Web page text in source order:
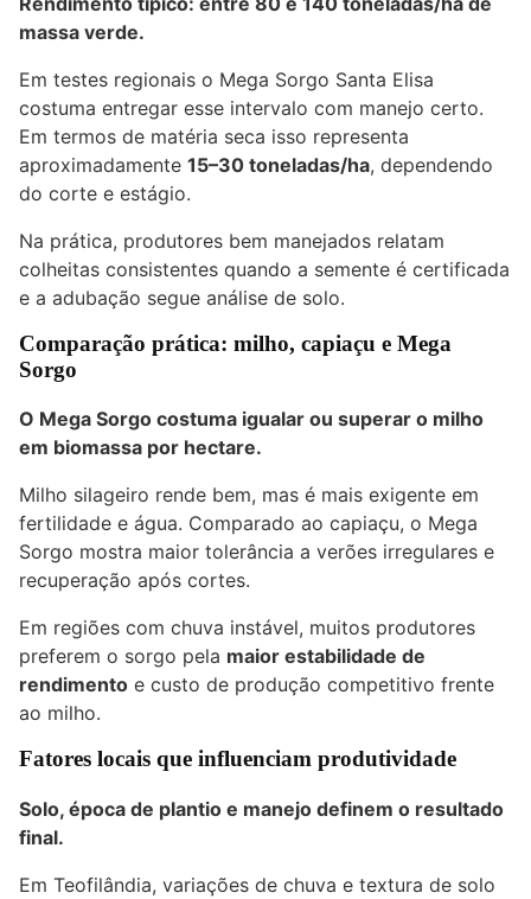
massa verde.
Em testes regionais o Mega Sorgo Santa Elisa
costuma entregar esse intervalo com manejo certo.
Em termos de matéria seca isso representa
aproximadamente 15–30 toneladas/ha, dependendo
do corte e estágio.
Na prática, produtores bem manejados relatam
colheitas consistentes quando a semente é certificada
e a adubação segue análise de solo.
Comparação prática: milho, capiaçu e Mega
Sorgo
O Mega Sorgo costuma igualar ou superar o milho
em biomassa por hectare.
Milho silageiro rende bem, mas é mais exigente em
fertilidade e água. Comparado ao capiaçu, o Mega
Sorgo mostra maior tolerância a verões irregulares e
recuperação após cortes.
Em regiões com chuva instável, muitos produtores
preferem o sorgo pela maior estabilidade de
rendimento e custo de produção competitivo frente
ao milho.
Fatores locais que influenciam produtividade
Solo, época de plantio e manejo definem o resultado
final.
Em Teofilândia, variações de chuva e textura de solo